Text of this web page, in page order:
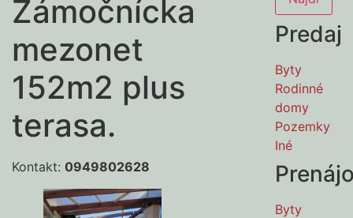
Zámočnícka
mezonet
152m2 plus
terasa.
Kontakt: 0949802628
Predaj
Byty
Rodinné
domy
Pozemky
Iné
Byty